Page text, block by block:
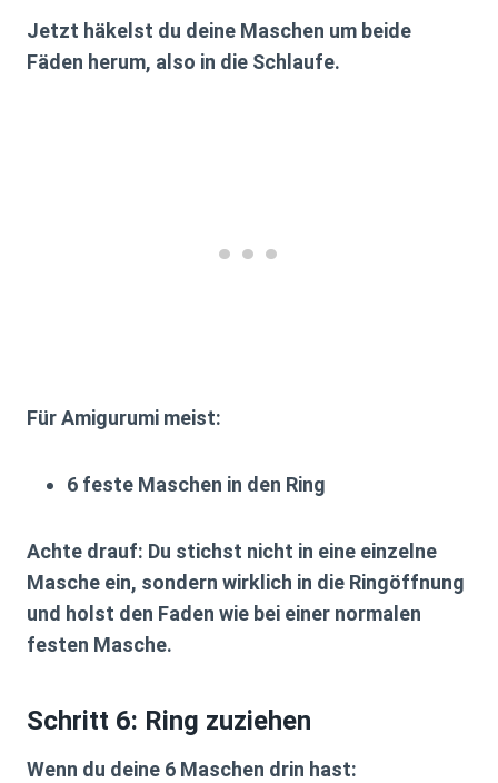
Jetzt häkelst du deine Maschen um beide
Fäden herum, also in die Schlaufe.
Für Amigurumi meist:
6 feste Maschen in den Ring
Achte drauf: Du stichst nicht in eine einzelne
Masche ein, sondern wirklich in die Ringöffnung
und holst den Faden wie bei einer normalen
festen Masche.
Schritt 6: Ring zuziehen
Wenn du deine 6 Maschen drin hast: